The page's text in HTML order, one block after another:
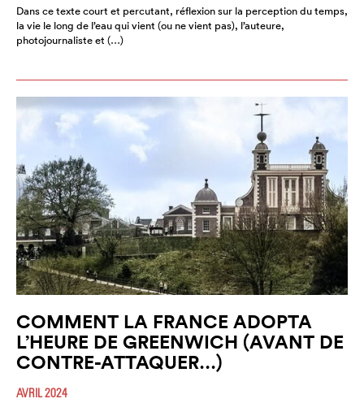
Dans ce texte court et percutant, réflexion sur la perception du temps,
la vie le long de l’eau qui vient (ou ne vient pas), l’auteure,
photojournaliste et (…)
COMMENT LA FRANCE ADOPTA
L’HEURE DE GREENWICH (AVANT DE
CONTRE-ATTAQUER…)
AVRIL 2024